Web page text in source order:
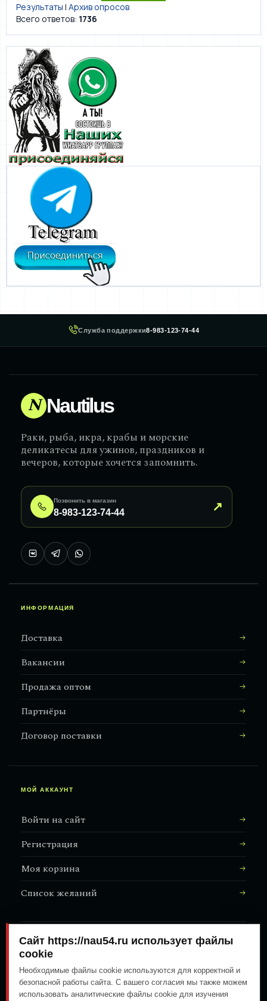
Результаты | Архив опросов
Всего ответов: 1736
Служба поддержки8-983-123-74-44
N Nautilus
Раки, рыба, икра, крабы и морские
деликатесы для ужинов, праздников и
вечеров, которые хочется запомнить.
Позвонить в магазин
8-983-123-74-44 ↗
ИНФОРМАЦИЯ
Доставка
Вакансии
Продажа оптом
Партнёры
Договор поставки
МОЙ АККАУНТ
Войти на сайт
Регистрация
Моя корзина
Список желаний
АДРЕС МАГАЗИНА
Залесского, 8/1
Сайт https://nau54.ru использует файлы
cookie
Необходимые файлы cookie используются для корректной и
безопасной работы сайта. С вашего согласия мы также можем
использовать аналитические файлы cookie для изучения